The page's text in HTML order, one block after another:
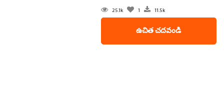
25.1k 1 11.5k
ఉచిత చదవండి